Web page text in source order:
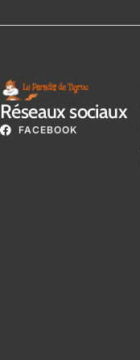
Réseaux sociaux
FACEBOOK